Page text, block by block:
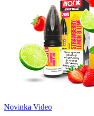
Novinka Video